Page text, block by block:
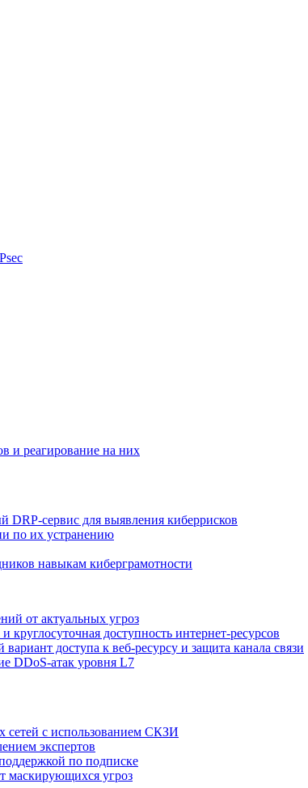
и реагирование на них
DRP-сервис для выявления киберрисков
по их устранению
навыкам киберграмотности
от актуальных угроз
круглосуточная доступность интернет-ресурсов
доступа к веб‑ресурсу и защита канала связи
DDoS‑атак уровня L7
с использованием СКЗИ
экспертов
по подписке
маскирующихся угроз